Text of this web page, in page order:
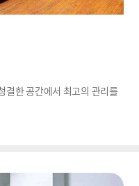
한 공간에서 최고의 관리를